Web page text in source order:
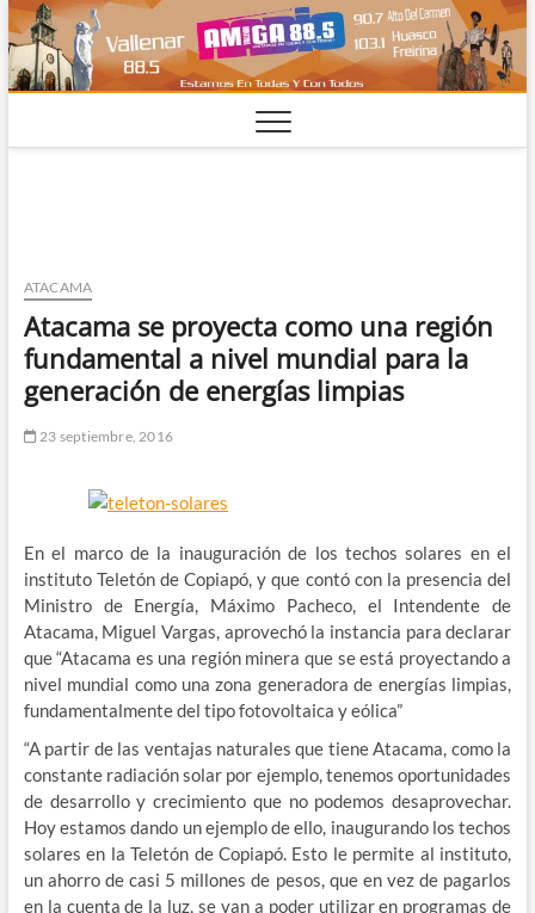
Saltar
al
contenido
ATACAMA
Atacama se proyecta como una región
fundamental a nivel mundial para la
generación de energías limpias
23 septiembre, 2016
En el marco de la inauguración de los techos solares en el
instituto Teletón de Copiapó, y que contó con la presencia del
Ministro de Energía, Máximo Pacheco, el Intendente de
Atacama, Miguel Vargas, aprovechó la instancia para declarar
que “Atacama es una región minera que se está proyectando a
nivel mundial como una zona generadora de energías limpias,
fundamentalmente del tipo fotovoltaica y eólica”
“A partir de las ventajas naturales que tiene Atacama, como la
constante radiación solar por ejemplo, tenemos oportunidades
de desarrollo y crecimiento que no podemos desaprovechar.
Hoy estamos dando un ejemplo de ello, inaugurando los techos
solares en la Teletón de Copiapó. Esto le permite al instituto,
un ahorro de casi 5 millones de pesos, que en vez de pagarlos
en la cuenta de la luz, se van a poder utilizar en programas de